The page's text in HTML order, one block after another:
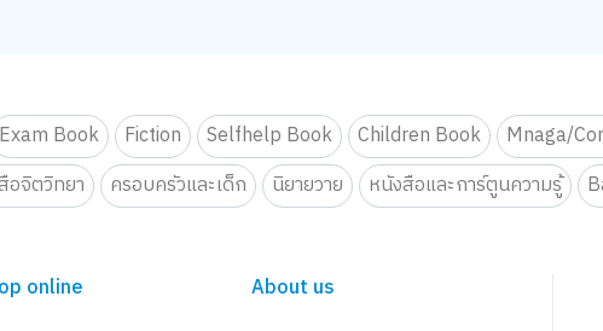
SLIME LOVE PARTY By Elmer’s
ม์เลิฟปาร์ตี้ ปั้นสนุกสุดมุ้งมิ้ง - Magical SLIME LOVE PARTY By Elmer’s
กิจกรรม สไลม์เลิฟปาร์ตี้ ปั้นสนุกสุดมุ้งมิ้ง - Magical SLIME LOVE
กิจกรรม สไลม์เลิฟปาร์ตี้ ปั้นสนุกสุด
กิจ
ยกโรงเรียน เตรียมพบกับกิจกรรม New Trainer Journey On Tour !!
เตรียมพบกับกิจกรรม New Trainer
เต
On Tour !!
กิจกรรม New Trainer Journey On Tour !!
Exam Book Fiction Selfhelp Book Children Book Mnaga/
อจิตวิทยา ครอบครัวและเด็ก นิยายวาย หนังสือและการ์ตูนความรู้
online About us